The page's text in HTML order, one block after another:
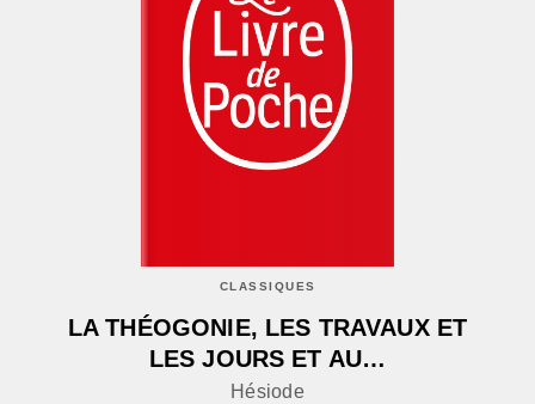
CLASSIQUES
LA THÉOGONIE, LES TRAVAUX ET
LES JOURS ET AU…
Hésiode